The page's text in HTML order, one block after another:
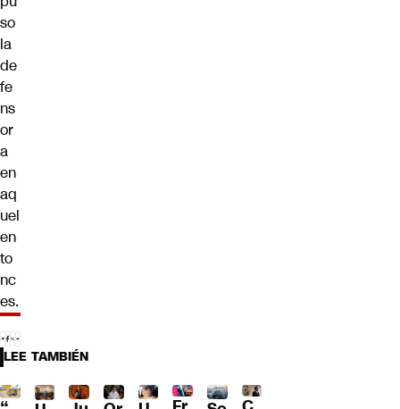
so
la
de
fe
ns
or
a
en
aq
uel
en
to
nc
es.
LEE TAMBIÉN